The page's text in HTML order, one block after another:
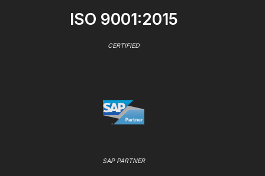
ISO 9001:2015
CERTIFIED
SAP PARTNER